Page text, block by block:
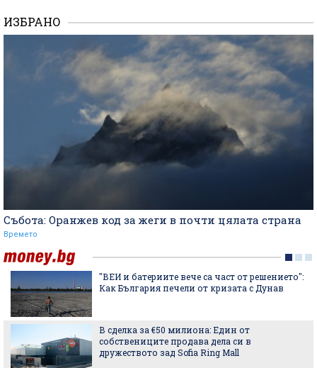
ИЗБРАНО
Събота: Оранжев код за жеги в почти цялата страна
Времето
"ВЕИ и батериите вече са част от решението":
Как България печели от кризата с Дунав
В сделка за €50 милиона: Един от
собствениците продава дела си в
дружеството зад Sofia Ring Mall